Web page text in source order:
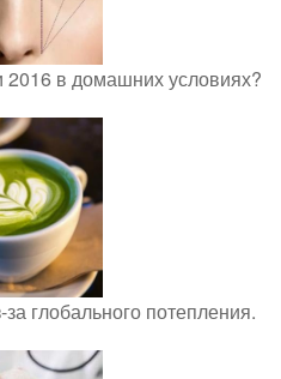
2016 в домашних условиях?
глобального потепления.